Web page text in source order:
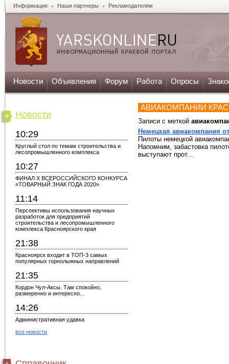
Информация Наши партнеры Рекламодателям
Новости Объявления Форум Работа Опросы
Новости
10:29
Круглый стол по темам строительства и
лесопромышленного комплекса
10:27
ФИНАЛ X ВСЕРОССИЙСКОГО КОНКУРСА
«ТОВАРНЫЙ ЗНАК ГОДА 2020»
11:14
Перспективы использования научных
разработок для предприятий
строительства и лесопромышленного
комплекса Красноярского края
21:38
Красноярск входит в ТОП-3 самых
популярных горнолыжных направлений
21:35
Кордон Чул-Аксы. Там спокойно,
размеренно и интересно...
14:26
Административная удавка
все новости
АВИАКОМПАНИИ
Записи с меткой
Немецкая авиакомпания
Пилоты немецкой
Напомним, забастовка
выступают прот...